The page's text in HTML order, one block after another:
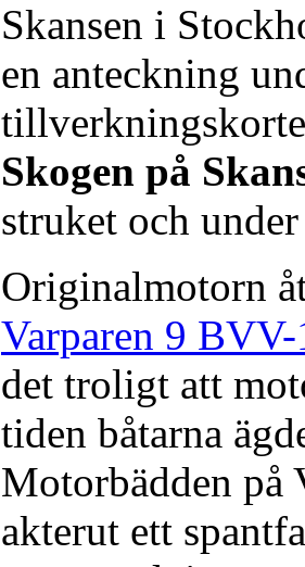
Skansen i
en anteckning
Skogen på
struket och
Originalmotorn
Varparen 9
det troligt att
tiden båtarna
Motorbädden på
akterut ett